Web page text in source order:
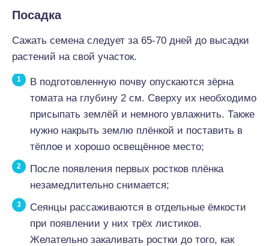
Посадка
Сажать семена следует за 65-70 дней до высадки
растений на свой участок.
В подготовленную почву опускаются зёрна
томата на глубину 2 см. Сверху их необходимо
присыпать землёй и немного увлажнить. Также
нужно накрыть землю плёнкой и поставить в
тёплое и хорошо освещённое место;
После появления первых ростков плёнка
незамедлительно снимается;
Сеянцы рассаживаются в отдельные ёмкости
при появлении у них трёх листиков.
Желательно закаливать ростки до того, как